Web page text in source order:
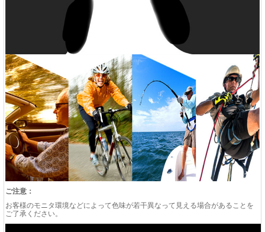
ご注意：
お客様のモニタ環境などによって色味が若干異なって見える場合があることを
ご了承ください。